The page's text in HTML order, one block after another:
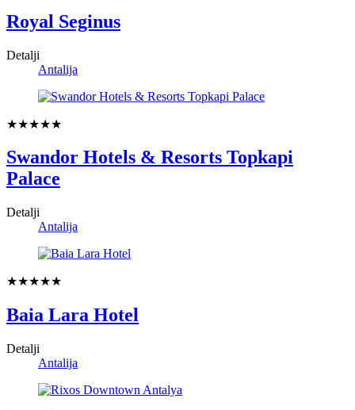
Royal Seginus
Detalji
Antalija
★★★★★
Swandor Hotels & Resorts Topkapi
Palace
Detalji
Antalija
★★★★★
Baia Lara Hotel
Detalji
Antalija